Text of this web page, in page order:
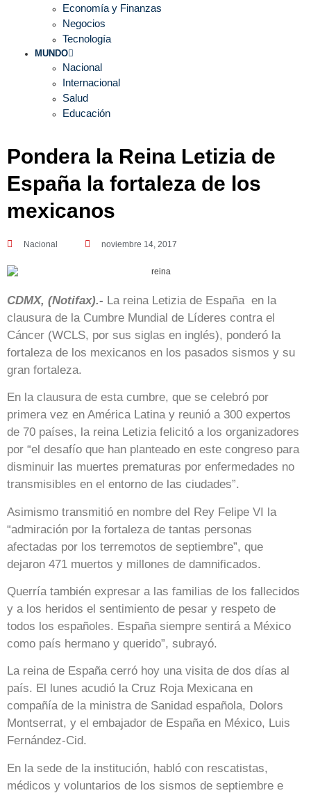
Economía y Finanzas
Negocios
Tecnología
MUNDO
Nacional
Internacional
Salud
Educación
Pondera la Reina Letizia de
España la fortaleza de los
mexicanos
Nacional noviembre 14, 2017
CDMX, (Notifax).- La reina Letizia de España en la
clausura de la Cumbre Mundial de Líderes contra el
Cáncer (WCLS, por sus siglas en inglés), ponderó la
fortaleza de los mexicanos en los pasados sismos y su
gran fortaleza.
En la clausura de esta cumbre, que se celebró por
primera vez en América Latina y reunió a 300 expertos
de 70 países, la reina Letizia felicitó a los organizadores
por “el desafío que han planteado en este congreso para
disminuir las muertes prematuras por enfermedades no
transmisibles en el entorno de las ciudades”.
Asimismo transmitió en nombre del Rey Felipe VI la
“admiración por la fortaleza de tantas personas
afectadas por los terremotos de septiembre”, que
dejaron 471 muertos y millones de damnificados.
Querría también expresar a las familias de los fallecidos
y a los heridos el sentimiento de pesar y respeto de
todos los españoles. España siempre sentirá a México
como país hermano y querido”, subrayó.
La reina de España cerró hoy una visita de dos días al
país. El lunes acudió la Cruz Roja Mexicana en
compañía de la ministra de Sanidad española, Dolors
Montserrat, y el embajador de España en México, Luis
Fernández-Cid.
En la sede de la institución, habló con rescatistas,
médicos y voluntarios de los sismos de septiembre e